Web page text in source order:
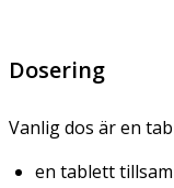
Dosering
Vanlig dos är en
en tablett